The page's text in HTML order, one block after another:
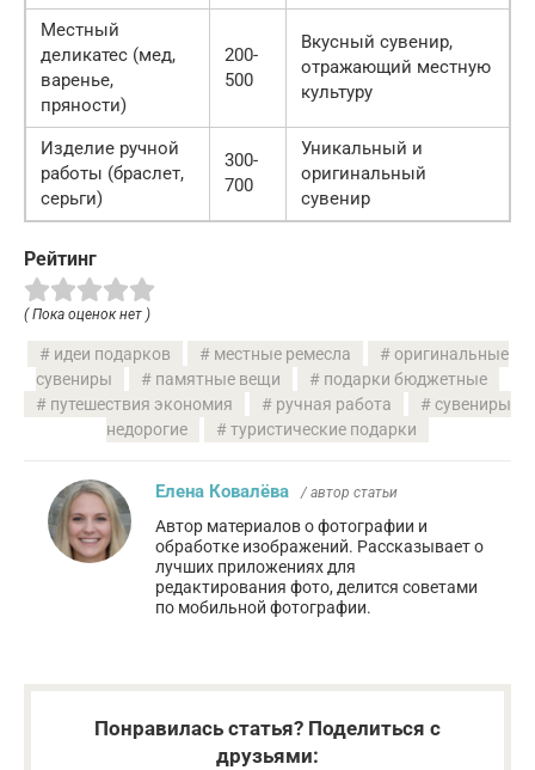
Местный
деликатес (мед,
варенье,
пряности)
200-
500
Вкусный сувенир,
отражающий местную
культуру
Изделие ручной
работы (браслет,
серьги)
300-
700
Уникальный и
оригинальный
сувенир
Рейтинг
( Пока оценок нет )
идеи подарков местные ремесла
оригинальные
сувениры
памятные вещи
подарки бюджетные
путешествия экономия
ручная работа
сувениры
недорогие
туристические подарки
Елена Ковалёва / автор статьи
Автор материалов о фотографии и
обработке изображений. Рассказывает о
лучших приложениях для
редактирования фото, делится советами
по мобильной фотографии.
Понравилась статья? Поделиться с
друзьями: